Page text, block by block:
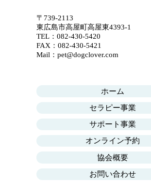
基本だと思っています。
〒739-2113
東広島市高屋町高屋東4393-1
​​TEL： 082-430-5420
FAX：082-430-5421
​Mail：​ pet@dogclover.com
ホーム
セラピー事業
サポート事業
オンライン予約
協会概要
お問い合わせ